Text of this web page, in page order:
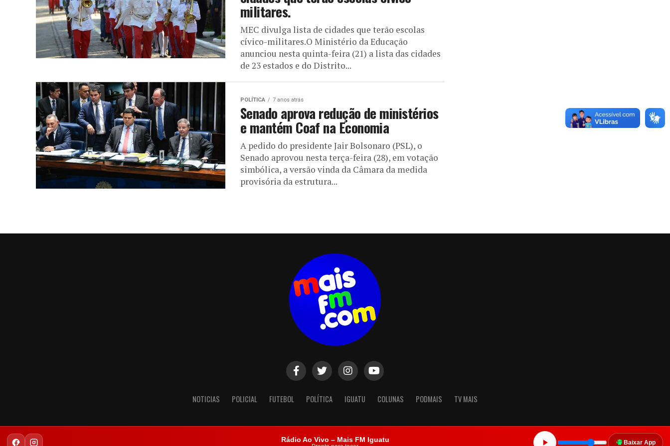
militares.
MEC divulga lista de cidades que terão escolas
cívico-militares.O Ministério da Educação
anunciou nesta quinta-feira (21) a lista das cidades
de 23 estados e do Distrito...
POLÍTICA 7 anos atrás
Senado aprova redução de ministérios
e mantém Coaf na Economia
A pedido do presidente Jair Bolsonaro (PSL), o
Senado aprovou nesta terça-feira (28), em votação
simbólica, a versão vinda da Câmara da medida
provisória da estrutura...
NOTICIAS POLICIAL FUTEBOL POLÍTICA IGUATU COLUNAS PODMAIS TV MAIS
Copyright © 2023. Todos os direitos reservados.
Rádio Ao Vivo – Mais FM Iguatu Baixar App